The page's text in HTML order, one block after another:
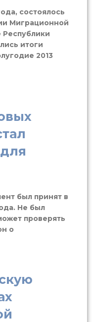
состоялось
Миграционной
Республики
итоги
2013
был принят в
Не был
проверять
о